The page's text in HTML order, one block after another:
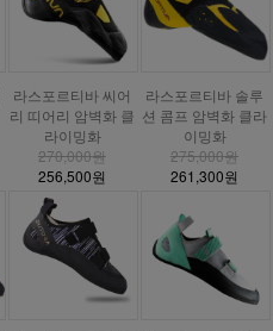
라스포르티바 씨어
리 띠어리 암벽화 클
라이밍화
270,000원
256,500원
라스포르티바 솔루
션 콤프 암벽화 클라
이밍화
275,000원
261,300원